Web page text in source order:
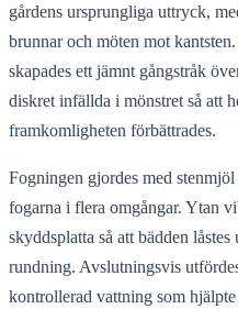
gårdens ursprungliga uttryck,
brunnar och möten mot
skapades ett jämnt gångstråk
diskret infällda i mönstret så att
framkomligheten förbättrades.
Fogningen gjordes med
fogarna i flera omgångar. Ytan
skyddsplatta så att bädden
rundning. Avslutningsvis
kontrollerad vattning som